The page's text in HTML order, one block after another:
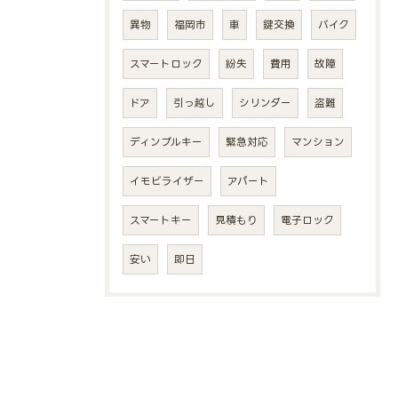
異物 福岡市 車 鍵交換 バイク
スマートロック 紛失 費用 故障
ドア 引っ越し シリンダー 盗難
ディンプルキー 緊急対応 マンション
イモビライザー アパート
スマートキー 見積もり 電子ロック
安い 即日